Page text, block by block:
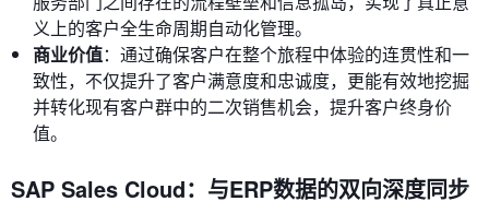
义上的客户全生命周期自动化管理。
商业价值：通过确保客户在整个旅程中体验的连贯性和一
致性，不仅提升了客户满意度和忠诚度，更能有效地挖掘
并转化现有客户群中的二次销售机会，提升客户终身价
值。
SAP Sales Cloud：与ERP数据的双向深度同步